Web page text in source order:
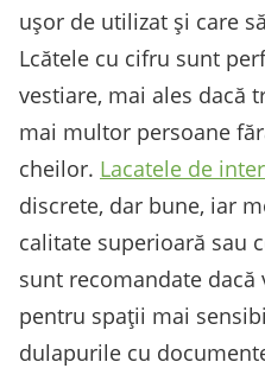
ușor de utilizat și care
Lcătele cu cifru sunt
vestiare, mai ales dacă
mai multor persoane
cheilor. Lacatele de
discrete, dar bune, iar
calitate superioară sau
sunt recomandate
pentru spații mai
dulapurile cu